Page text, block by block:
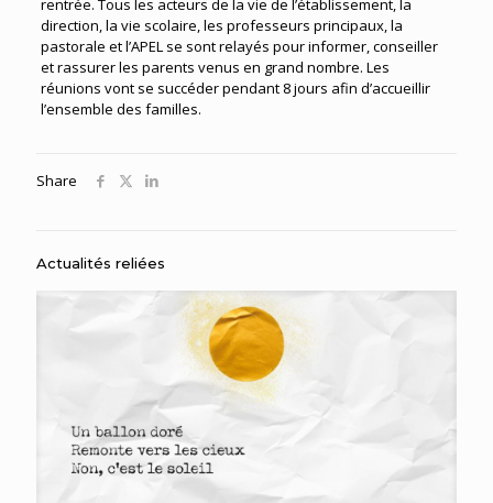
rentrée. Tous les acteurs de la vie de l’établissement, la
direction, la vie scolaire, les professeurs principaux, la
pastorale et l’APEL se sont relayés pour informer, conseiller
et rassurer les parents venus en grand nombre. Les
réunions vont se succéder pendant 8 jours afin d’accueillir
l’ensemble des familles.
Share
Actualités reliées